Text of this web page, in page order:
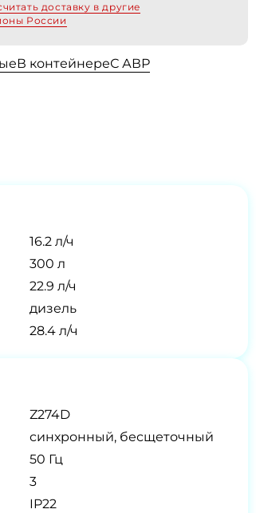
доставку в другие
России
В контейнереС АВР
16.2 л/ч
300 л
22.9 л/ч
дизель
28.4 л/ч
Z274D
синхронный, бесщеточный
50 Гц
3
IP22